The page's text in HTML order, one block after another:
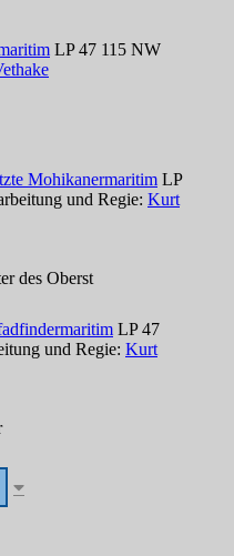
LP 47 115 NW
Mohikanermaritim LP
und Regie: Kurt
des Oberst
maritim LP 47
und Regie: Kurt